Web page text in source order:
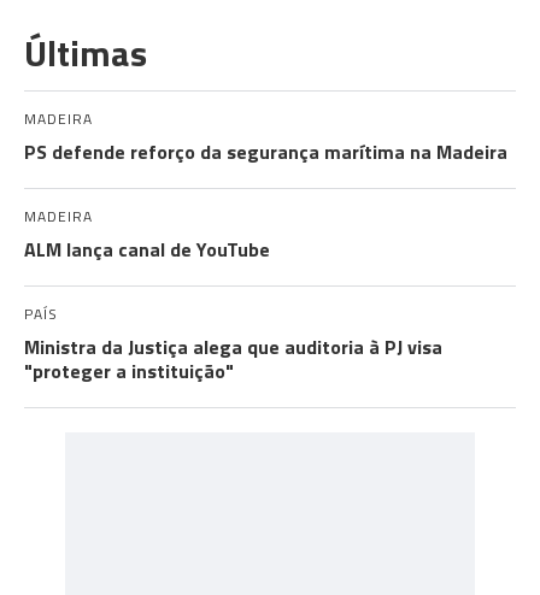
Últimas
MADEIRA
PS defende reforço da segurança marítima na Madeira
MADEIRA
ALM lança canal de YouTube
PAÍS
Ministra da Justiça alega que auditoria à PJ visa
"proteger a instituição"